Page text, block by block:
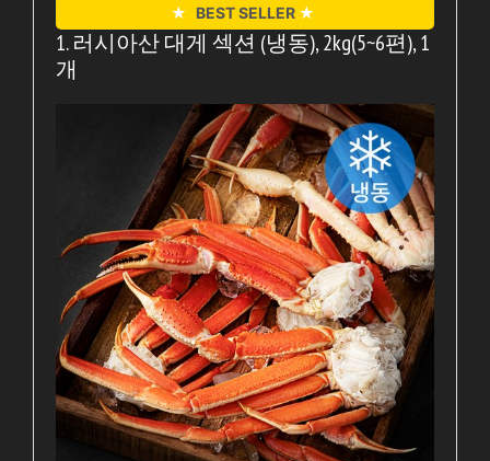
★ BEST SELLER ★
1. 러시아산 대게 섹션 (냉동), 2kg(5~6편), 1
개